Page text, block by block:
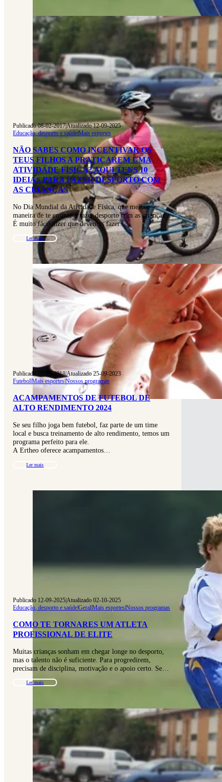
Publicado 08-02-2017|Atualizado 12-09-2025
Educação, desporto e saúde|Mais esportes
NÃO SABES COMO INCENTIVAR OS
TEUS FILHOS A PRATICAREM UMA
ATIVIDADE FÍSICA? AQUI TENS 10
IDEIAS PARA FAZER DESPORTO COM
AS CRIANÇAS
No Dia Mundial da Atividade Física, que melhor
maneira de te ensinar a fazer desporto com as crianças.
É muito fácil dizer que devemos fazer…
Ler mais
Publicado 05-03-2018|Atualizado 25-09-2023
Futebol|Mais esportes|Nossos programas
ACAMPAMENTOS DE FUTEBOL DE
ALTO RENDIMENTO 2024
Se seu filho joga bem futebol, faz parte de um time
local e busca treinamento de alto rendimento, temos um
programa perfeito para ele.
A Ertheo oferece acampamentos…
Ler mais
Publicado 12-09-2025|Atualizado 02-10-2025
Educação, desporto e saúde|Geral|Mais esportes|Nossos programas
COMO TE TORNARES UM ATLETA
PROFISSIONAL DE ELITE
Muitas crianças sonham em chegar longe no desporto,
mas o talento não é suficiente. Para progredirem,
precisam de disciplina, motivação e o apoio certo. Se…
Ler mais